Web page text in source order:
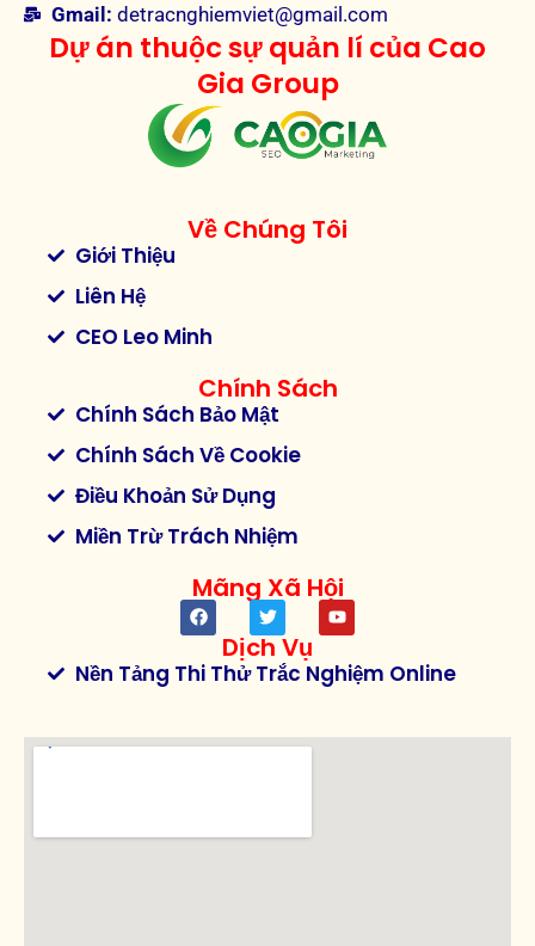
Gmail: detracnghiemviet@gmail.com
Dự án thuộc sự quản lí của Cao
Gia Group
Về Chúng Tôi
Giới Thiệu
Liên Hệ
CEO Leo Minh
Chính Sách
Chính Sách Bảo Mật
Chính Sách Về Cookie
Điều Khoản Sử Dụng
Miền Trừ Trách Nhiệm
Mãng Xã Hội
Dịch Vụ
Nền Tảng Thi Thử Trắc Nghiệm Online